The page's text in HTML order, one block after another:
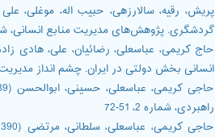
گردشگری. پژوهش‌های مدیریت منابع انسانی، شماره
انسانی بخش دولتی در ایران. چشم انداز مدیریت
راهبردی، شماره 2، 51-72